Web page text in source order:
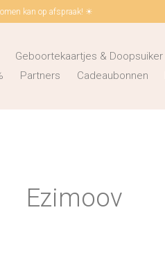
kan op afspraak! ☀
Geboortekaartjes & Doopsuiker
Partners Cadeaubonnen
Ezimoov